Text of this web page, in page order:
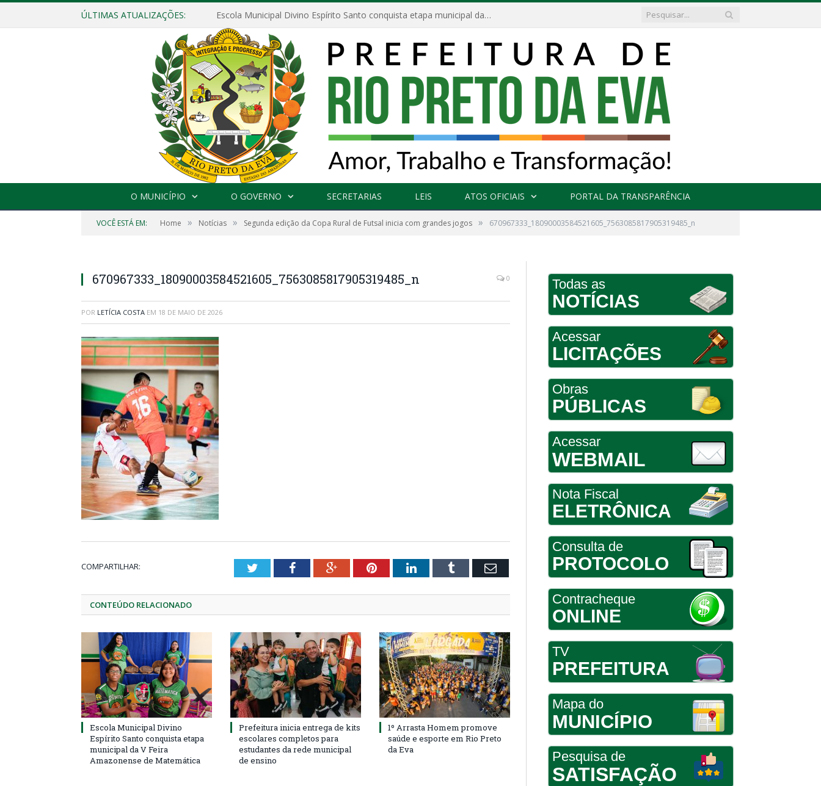
ÚLTIMAS ATUALIZAÇÕES: Escola Municipal Divino Espírito Santo conquista etapa municipal da V Feira Amazonense de Matemática
O MUNICÍPIO O GOVERNO SECRETARIAS LEIS ATOS OFICIAIS PORTAL DA TRANSPARÊNCIA
VOCÊ ESTÁ EM: Home » Notícias » Segunda edição da Copa Rural de Futsal inicia com grandes jogos » 670967333_18090003584521605_7563085817905319485_n
670967333_18090003584521605_7563085817905319485_n 0
POR LETÍCIA COSTA EM 18 DE MAIO DE 2026
COMPARTILHAR: TwitterFacebookGoogle+PinterestLinkedInTumblr Email
CONTEÚDO RELACIONADO
Escola Municipal Divino
Espírito Santo conquista etapa
municipal da V Feira
Amazonense de Matemática
Prefeitura inicia entrega de kits
escolares completos para
estudantes da rede municipal
de ensino
1º Arrasta Homem promove
saúde e esporte em Rio Preto
da Eva
Todas as
NOTÍCIAS
Acessar
LICITAÇÕES
Obras
PÚBLICAS
Acessar
WEBMAIL
Nota Fiscal
ELETRÔNICA
Consulta de
PROTOCOLO
Contracheque
ONLINE
TV
PREFEITURA
Mapa do
MUNICÍPIO
Pesquisa de
SATISFAÇÃO